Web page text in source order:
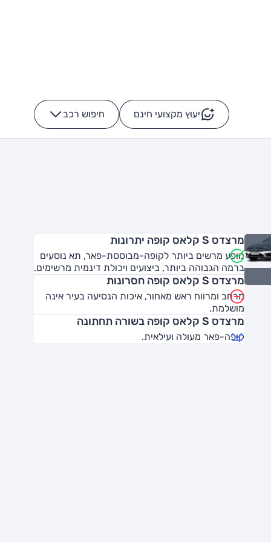
יעוץ מקצועי חינם חיפוש רכב -
מרצדס S קלאס קופה יתרונות
מופע מרשים ביותר לקופה-מבוססת-פאר, תא נוסעים
ברמה הגבוהה ביותר, ביצועים ויכולת דינמית מרשימים.
מרצדס S קלאס קופה חסרונות
מרחב ומרווח ראש מאחור, איכות הנסיעה בעיר אינה
מושלמת.
מרצדס S קלאס קופה בשורה תחתונה
קופה-פאר מעולה ועילאית.